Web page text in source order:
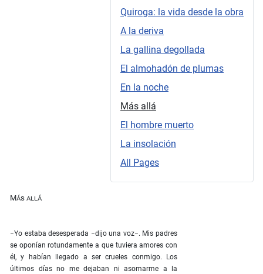
Quiroga: la vida desde la obra
A la deriva
La gallina degollada
El almohadón de plumas
En la noche
Más allá
El hombre muerto
La insolación
All Pages
Más allá
−Yo estaba desesperada −dijo una voz−. Mis padres
se oponían rotundamente a que tuviera amores con
él, y habían llegado a ser crueles conmigo. Los
últimos días no me dejaban ni asomarme a la